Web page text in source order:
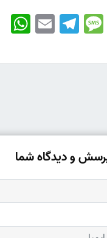
WhatsApp EmailTelegramMessage
و دیدگاه شما